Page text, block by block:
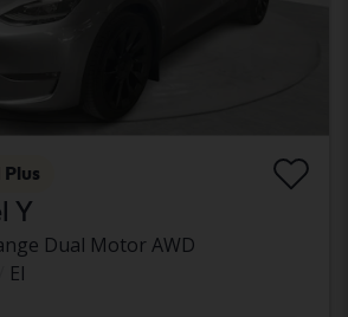
Y
Dual Motor AWD
El